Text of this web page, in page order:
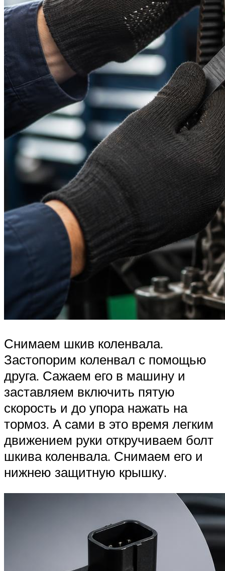
Снимаем шкив коленвала.
Застопорим коленвал с помощью
друга. Сажаем его в машину и
заставляем включить пятую
скорость и до упора нажать на
тормоз. А сами в это время легким
движением руки откручиваем болт
шкива коленвала. Снимаем его и
нижнею защитную крышку.